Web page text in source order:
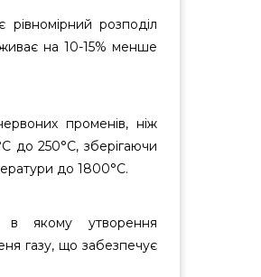
рівномірний розподіл
на 10-15% менше
променів, ніж
до 250°C, зберігаючи
до 1800°C.
в якому утворення
газу, що забезпечує